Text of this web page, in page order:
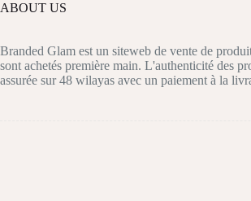
ABOUT US
Branded Glam est un siteweb de vente de
sont achetés première main. L'authenticité des
assurée sur 48 wilayas avec un paiement à la